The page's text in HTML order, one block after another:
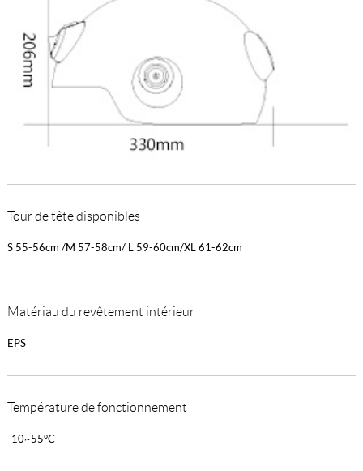
Tour de tête disponibles
S 55-56cm /M 57-58cm/ L 59-60cm/XL 61-62cm
Matériau du revêtement intérieur
EPS
Température de fonctionnement
-10~55°C